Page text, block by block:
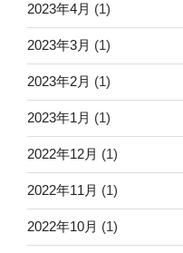
2023年4月 (1)
2023年3月 (1)
2023年2月 (1)
2023年1月 (1)
2022年12月 (1)
2022年11月 (1)
2022年10月 (1)